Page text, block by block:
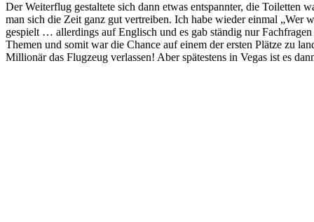
Der Weiterflug gestaltete sich dann etwas entspannter, die Toiletten
man sich die Zeit ganz gut vertreiben. Ich habe wieder einmal „Wer
gespielt … allerdings auf Englisch und es gab ständig nur
Themen und somit war die Chance auf einem der ersten Plätze zu
Millionär das Flugzeug verlassen! Aber spätestens in Vegas ist es